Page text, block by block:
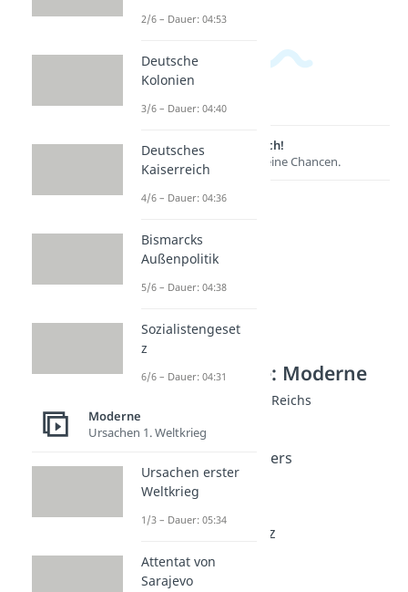
Lernen lohnt sich!
Entdecke hier deine Chancen.
Weitere Inhalte: Moderne
Entstehung des Dritten Reichs
Hitlerputsch
Dauer: 04:22
Machtergreifung Hitlers
Dauer: 05:29
Reichstagsbrand
Dauer: 04:26
Ermächtigungsgesetz
Gleichschaltung
Dauer: 04:28
2/6 – Dauer: 04:53
Deutsche
Kolonien
3/6 – Dauer: 04:40
Deutsches
Kaiserreich
4/6 – Dauer: 04:36
Bismarcks
Außenpolitik
5/6 – Dauer: 04:38
Sozialistengeset
z
6/6 – Dauer: 04:31
Moderne
Ursachen 1. Weltkrieg
Ursachen erster
Weltkrieg
1/3 – Dauer: 05:34
Attentat von
Sarajevo